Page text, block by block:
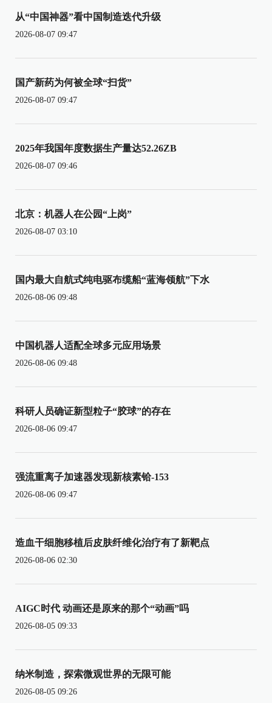
从“中国神器”看中国制造迭代升级
2026-08-07 09:47
国产新药为何被全球“扫货”
2026-08-07 09:47
2025年我国年度数据生产量达52.26ZB
2026-08-07 09:46
北京：机器人在公园“上岗”
2026-08-07 03:10
国内最大自航式纯电驱布缆船“蓝海领航”下水
2026-08-06 09:48
中国机器人适配全球多元应用场景
2026-08-06 09:48
科研人员确证新型粒子“胶球”的存在
2026-08-06 09:47
强流重离子加速器发现新核素铪-153
2026-08-06 09:47
造血干细胞移植后皮肤纤维化治疗有了新靶点
2026-08-06 02:30
AIGC时代 动画还是原来的那个“动画”吗
2026-08-05 09:33
纳米制造，探索微观世界的无限可能
2026-08-05 09:26